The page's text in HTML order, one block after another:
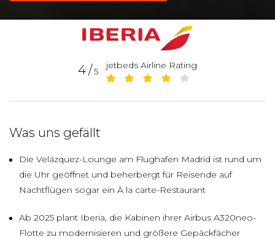
4/5
jetbeds Airline Rating
Was uns gefällt
Die Velázquez-Lounge am Flughafen Madrid ist rund um
die Uhr geöffnet und beherbergt für Reisende auf
Nachtflügen sogar ein À la carte-Restaurant
Ab 2025 plant Iberia, die Kabinen ihrer Airbus A320neo-
Flotte zu modernisieren und größere Gepäckfächer